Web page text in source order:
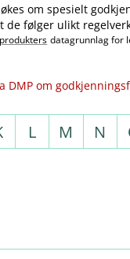
om spesielt
de følger ulikt
datagrunnlag for
DMP om
L M N